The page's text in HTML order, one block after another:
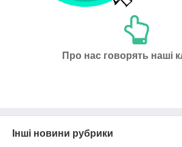
Про нас говорять наші
Інші новини рубрики